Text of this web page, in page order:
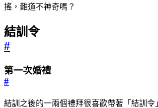
搖，難道不神奇嗎？
結訓令
#
第一次婚禮
#
結訓之後的一兩個禮拜很喜歡帶著「結訓